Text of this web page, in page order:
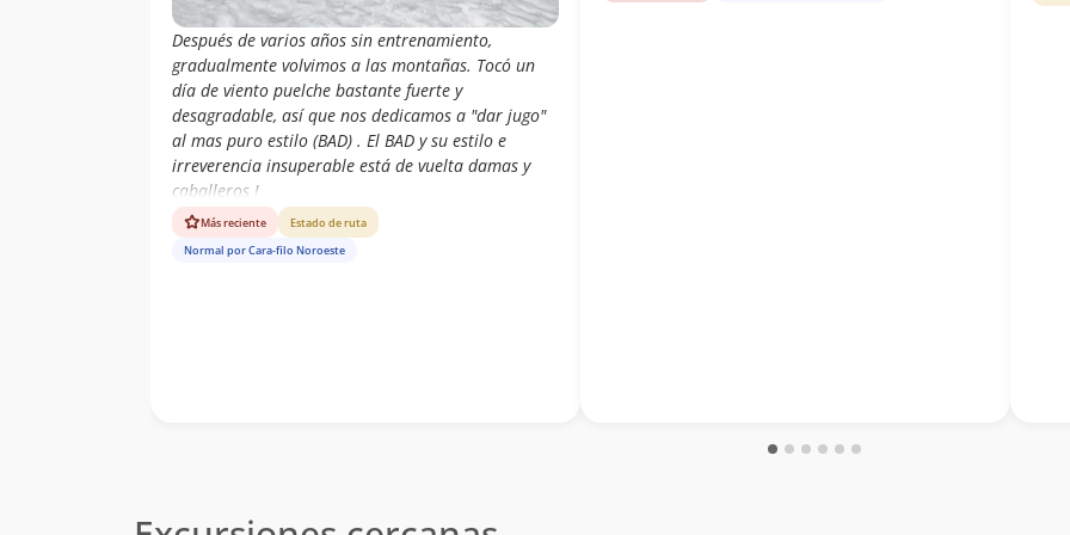
17/10/21 Paulo Cox
10/10/21 Eduardo Atalah
09/10/21 Cristián Arriagada
01/09/21 Felipe Patagon
08/08/21 Jhon Soto
08/08/21 Boris Valdebenito
Después de varios años sin entrenamiento,
gradualmente volvimos a las montañas. Tocó un
día de viento puelche bastante fuerte y
desagradable, así que nos dedicamos a "dar jugo"
al mas puro estilo (BAD) . El BAD y su estilo e
irreverencia insuperable está de vuelta damas y
caballeros !
Más reciente
Estado de ruta
Normal por Cara-filo Noroeste